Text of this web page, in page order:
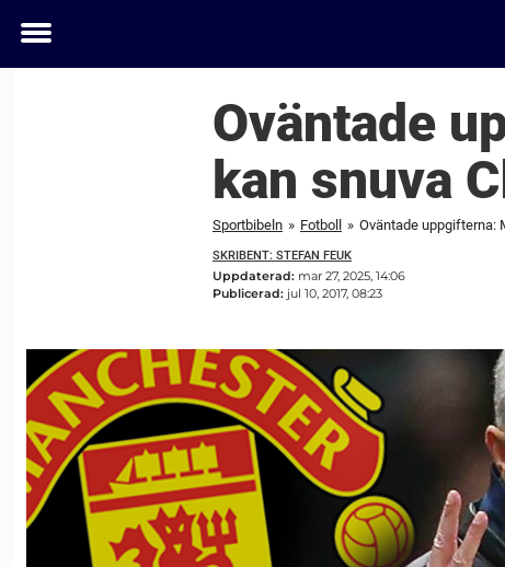
Toggle
Oväntade
kan snuva
Sportbibeln » Fotboll » Oväntade uppgifterna:
SKRIBENT: STEFAN FEUK
Uppdaterad: mar 27, 2025, 14:06
Publicerad: jul 10, 2017, 08:23